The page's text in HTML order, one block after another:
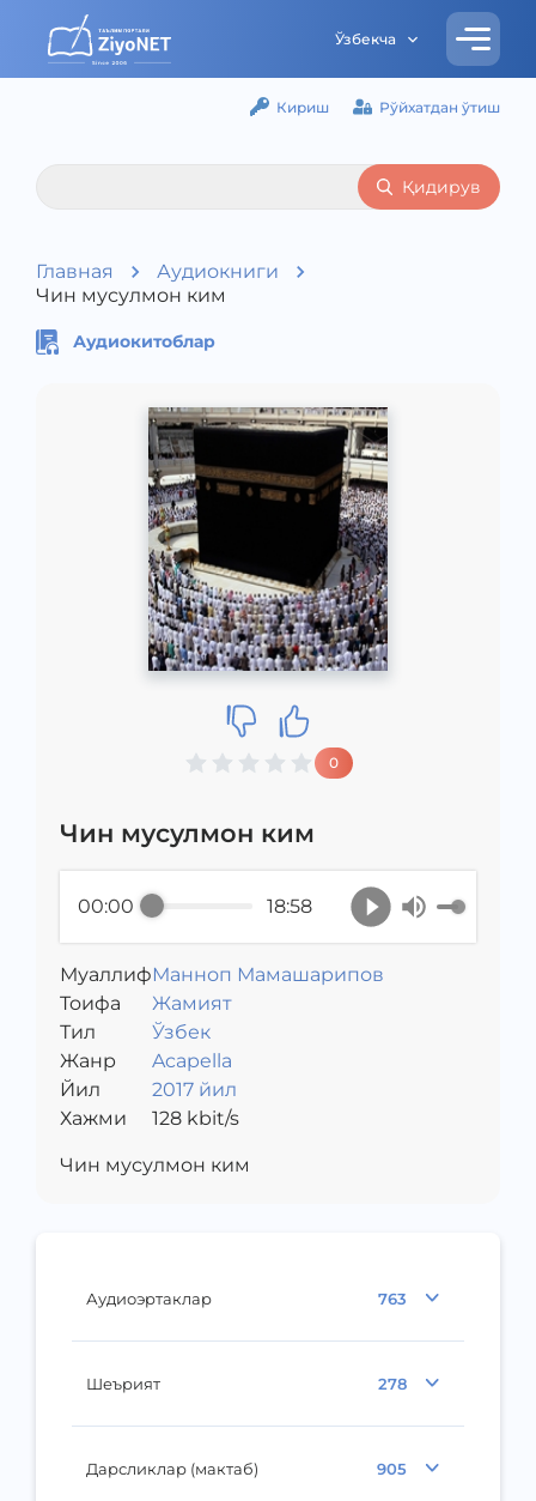
Ўзбекча
Кириш Рўйхатдан ўтиш
Қидирув
Главная
Аудиокниги
Чин мусулмон ким
Аудиоэртаклар 763
Шеърият 278
Дарсликлар (мактаб) 905
Аудиокитоблар
0
Чин мусулмон ким
00:00 18:58
МуаллифМанноп Мамашарипов
Toифа
Жамият
Тил
Ўзбек
Жанр
Acapella
Йил
2017 йил
Хажми
128kbit/s
Чин мусулмон ким